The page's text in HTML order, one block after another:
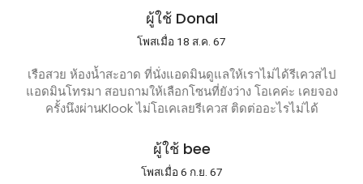
ผู้ใช้ Donal
โพสเมื่อ 18 ส.ค. 67
เรือสวย ห้องน้ำสะอาด ที่นั่งแอดมินดูแลให้เราไม่ได้รีเควสไป
แอดมินโทรมา สอบถามให้เลือกโซนที่ยังว่าง โอเคค่ะ เคยจอง
ครั้งนึงผ่านKlook ไม่โอเคเลยรีเควส ติดต่ออะไรไม่ได้
ผู้ใช้ bee
โพสเมื่อ 6 ก.ย. 67